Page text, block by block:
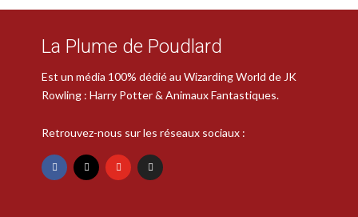
La Plume de Poudlard
Est un média 100% dédié au Wizarding World de JK
Rowling : Harry Potter & Animaux Fantastiques.
Retrouvez-nous sur les réseaux sociaux :